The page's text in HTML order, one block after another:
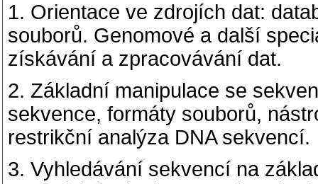
1. Orientace ve zdrojích dat:
souborů. Genomové a další
získávání a zpracovávání dat.
2. Základní manipulace se
sekvence, formáty souborů,
restrikční analýza DNA sekvencí.
3. Vyhledávání sekvencí na